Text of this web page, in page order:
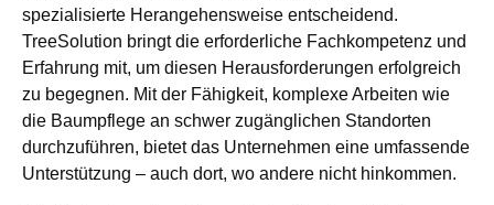
spezialisierte Herangehensweise entscheidend.
TreeSolution bringt die erforderliche Fachkompetenz und
Erfahrung mit, um diesen Herausforderungen erfolgreich
zu begegnen. Mit der Fähigkeit, komplexe Arbeiten wie
die Baumpflege an schwer zugänglichen Standorten
durchzuführen, bietet das Unternehmen eine umfassende
Unterstützung – auch dort, wo andere nicht hinkommen.